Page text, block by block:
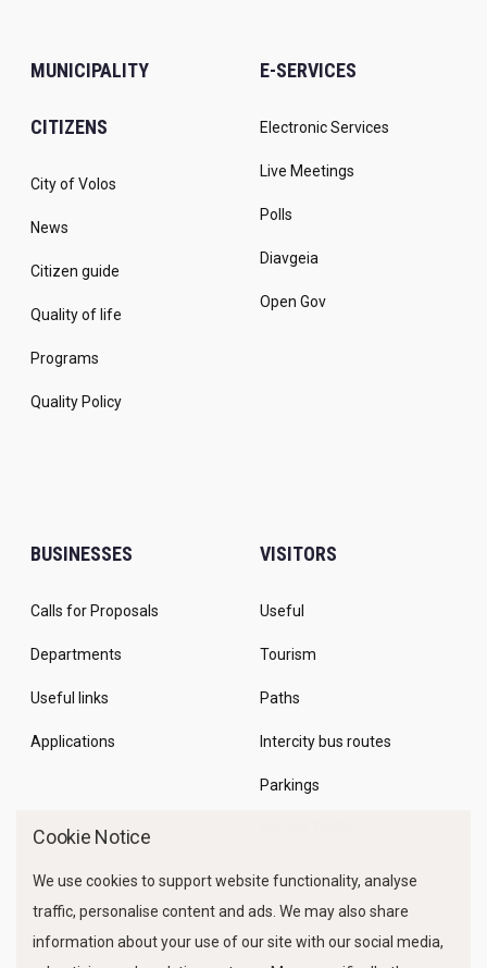
MUNICIPALITY
CITIZENS
City of Volos
News
Citizen guide
Quality of life
Programs
Quality Policy
E-SERVICES
Electronic Services
Live Meetings
Polls
Diavgeia
Open Gov
BUSINESSES
Calls for Proposals
Departments
Useful links
Applications
VISITORS
Useful
Tourism
Paths
Intercity bus routes
Parkings
Cookie Notice
We use cookies to support website functionality, analyse
traffic, personalise content and ads. We may also share
information about your use of our site with our social media,